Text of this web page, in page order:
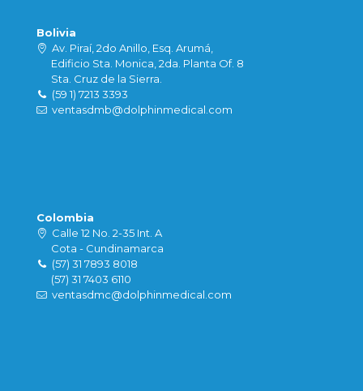
Bolivia
Av. Piraí, 2do Anillo, Esq. Arumá,
Edificio Sta. Monica, 2da. Planta Of. 8
Sta. Cruz de la Sierra.
(59 1) 7213 3393
ventasdmb@dolphinmedical.com
Colombia
Calle 12 No. 2-35 Int. A
Cota - Cundinamarca
(57) 31 7893 8018
(57) 31 7403 6110
ventasdmc@dolphinmedical.com